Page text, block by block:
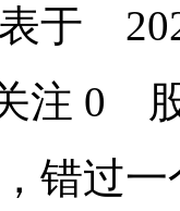
注 0
错过一